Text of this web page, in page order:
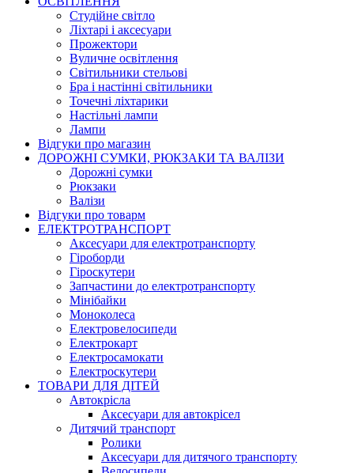
Студійне світло
Ліхтарі і аксесуари
Прожектори
Вуличне освітлення
Світильники стельові
Бра і настінні світильники
Точечні ліхтарики
Настільні лампи
Лампи
Відгуки про магазин
ДОРОЖНІ СУМКИ, РЮКЗАКИ ТА ВАЛІЗИ
Дорожні сумки
Рюкзаки
Валізи
Відгуки про товарм
ЕЛЕКТРОТРАНСПОРТ
Аксесуари для електротранспорту
Гіроборди
Гіроскутери
Запчастини до електротранспорту
Мінібайки
Моноколеса
Електровелосипеди
Електрокарт
Електросамокати
Електроскутери
ТОВАРИ ДЛЯ ДІТЕЙ
Автокрісла
Аксесуари для автокрісел
Дитячий транспорт
Ролики
Аксесуари для дитячого транспорту